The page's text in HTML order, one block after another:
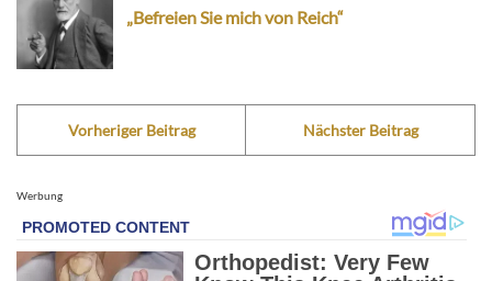
„Befreien Sie mich von Reich“
Vorheriger Beitrag Nächster Beitrag
Werbung